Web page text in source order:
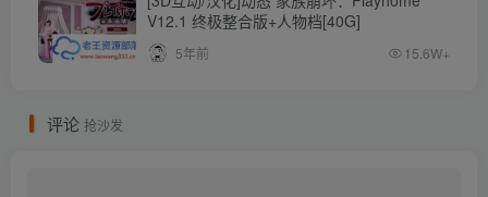
V12.1 终极整合版+人物档[40G]
5年前 15.6W+
评论 抢沙发